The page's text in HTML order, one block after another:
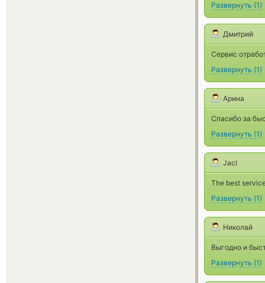
Развернуть (1)
Дмитрий
Сервис
Развернуть (1)
Арина
Спасибо за
Развернуть (1)
Jacl
The best
Развернуть (1)
Николай
Выгодно и
Развернуть (1)